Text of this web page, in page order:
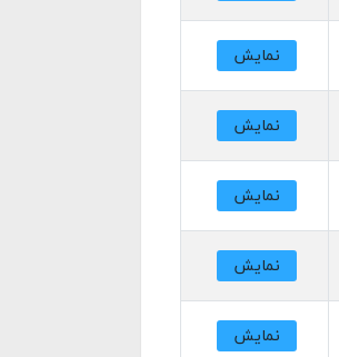
نمایش
نمایش
نمایش
نمایش
نمایش